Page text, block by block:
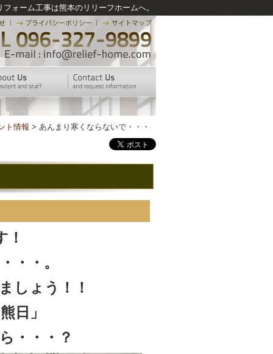
ォーム工事は熊本のリリーフホームへ。
ト情報 > あんまり寒くならないで・・・
・・。
しょう！！
日」
・・・？